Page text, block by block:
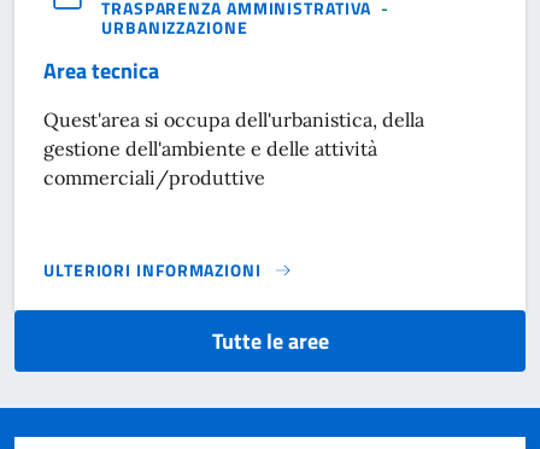
TRASPARENZA AMMINISTRATIVA -
URBANIZZAZIONE
Area tecnica
Quest'area si occupa dell'urbanistica, della
gestione dell'ambiente e delle attività
commerciali/produttive
ULTERIORI INFORMAZIONI
AREA TECNICA}
Tutte le aree